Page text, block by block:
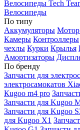
Велосипеды Tech
Велосипеды
По типу
Аккумуляторы Мотор
Камеры Контроллеры
чехлы Курки Крылья
Амортизаторы
По бренду
Запчасти для
электросамокатов
Кugoo m4 pro
Запчасти для Kugoo
Запчасти для Kugoo
для Kugoo X1